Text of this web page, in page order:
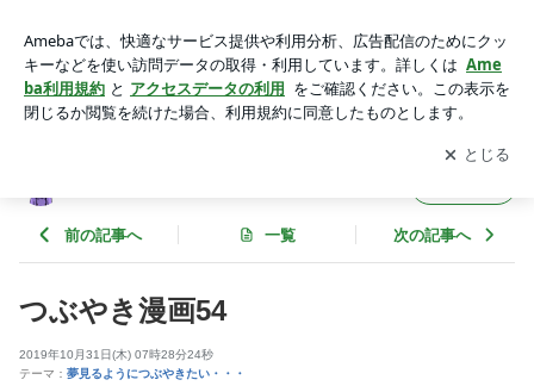
アプリをダウンロードして ブログの更新通知
を受け取りまし
ょう。
開く
前の記事へ 一覧 次の記事へ
つぶやき漫画54
2019年10月31日(木) 07時28分24秒
テーマ： 夢見るようにつぶやきたい・・・